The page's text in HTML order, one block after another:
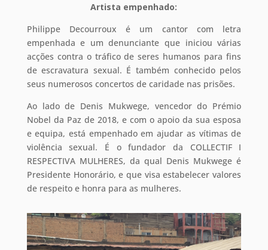
Artista empenhado:
Philippe Decourroux é um cantor com letra
empenhada e um denunciante que iniciou várias
acções contra o tráfico de seres humanos para fins
de escravatura sexual. É também conhecido pelos
seus numerosos concertos de caridade nas prisões.
Ao lado de Denis Mukwege, vencedor do Prémio
Nobel da Paz de 2018, e com o apoio da sua esposa
e equipa, está empenhado em ajudar as vítimas de
violência sexual. É o fundador da COLLECTIF I
RESPECTIVA MULHERES, da qual Denis Mukwege é
Presidente Honorário, e que visa estabelecer valores
de respeito e honra para as mulheres.